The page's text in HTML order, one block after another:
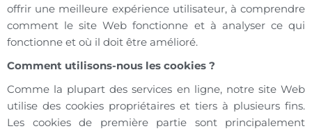
offrir une meilleure expérience utilisateur, à comprendre
comment le site Web fonctionne et à analyser ce qui
fonctionne et où il doit être amélioré.
Comment utilisons-nous les cookies ?
Comme la plupart des services en ligne, notre site Web
utilise des cookies propriétaires et tiers à plusieurs fins.
Les cookies de première partie sont principalement